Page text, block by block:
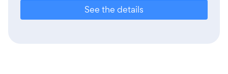
See the details